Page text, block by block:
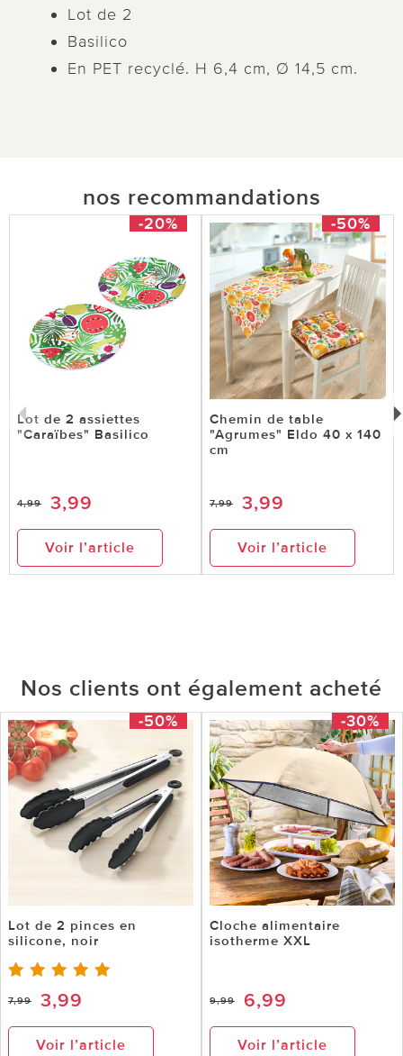
Lot de 2
Basilico
En PET recyclé. H 6,4 cm, Ø 14,5 cm.
nos recommandations
-20%
Lot de 2 assiettes
"Caraïbes" Basilico
4,99 3,99
Voir l’article
-50%
Chemin de table
"Agrumes" Eldo 40 x 140
cm
7,99 3,99
Voir l’article
Nos clients ont également acheté
-50%
Lot de 2 pinces en
silicone, noir
7,99 3,99
Voir l’article
-30%
Cloche alimentaire
isotherme XXL
9,99 6,99
Voir l’article